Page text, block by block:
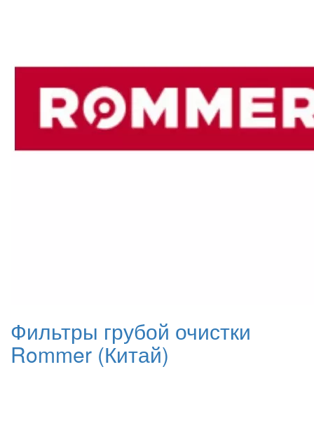
Фильтры грубой очистки
Rommer (Китай)